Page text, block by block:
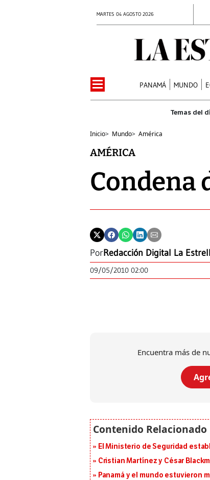
MARTES 04 AGOSTO 2026
PANAMÁ MUNDO
Inicio> Mundo> América
AMÉRICA
Condena
PorRedacción Digital La
09/05/2010 02:00
Encuentra más de
El Ministerio de Seguridad
Cristian Martínez y César
Panamá y el mundo estuvieron